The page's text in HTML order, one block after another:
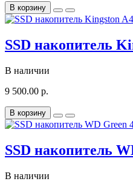
В корзину
SSD накопитель
В наличии
9 500.00 р.
В корзину
SSD накопитель
В наличии